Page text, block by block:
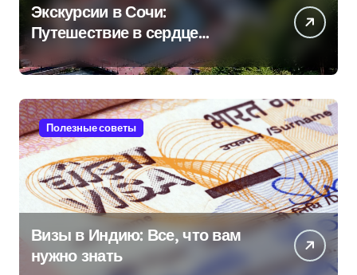
Экскурсии в Сочи:
Путешествие в сердце
Черноморского курорта
Полезные советы
Визы в Индию: Все, что вам
нужно знать